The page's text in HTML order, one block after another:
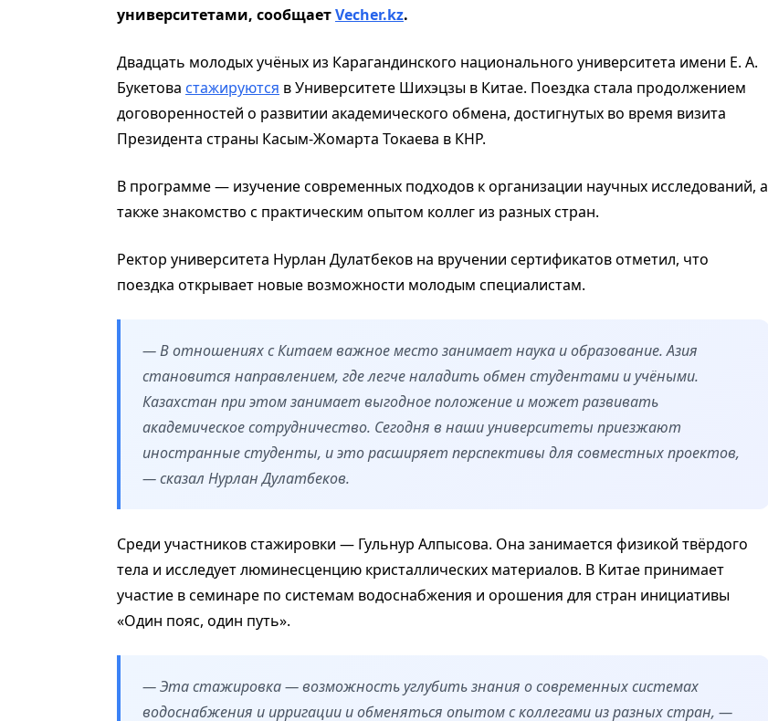
университетами, сообщаетVecher.kz.
Двадцать молодых учёных из Карагандинского национального университета имени Е. А.
Букетова стажируются в Университете Шихэцзы в Китае. Поездка стала продолжением
договоренностей о развитии академического обмена, достигнутых во время визита
Президента страны Касым-Жомарта Токаева в КНР.
В программе — изучение современных подходов к организации научных исследований, а
также знакомство с практическим опытом коллег из разных стран.
Ректор университета Нурлан Дулатбеков на вручении сертификатов отметил, что
поездка открывает новые возможности молодым специалистам.
— В отношениях с Китаем важное место занимает наука и образование. Азия
становится направлением, где легче наладить обмен студентами и учёными.
Казахстан при этом занимает выгодное положение и может развивать
академическое сотрудничество. Сегодня в наши университеты приезжают
иностранные студенты, и это расширяет перспективы для совместных проектов,
— сказал Нурлан Дулатбеков.
Среди участников стажировки — Гульнур Алпысова. Она занимается физикой твёрдого
тела и исследует люминесценцию кристаллических материалов. В Китае принимает
участие в семинаре по системам водоснабжения и орошения для стран инициативы
«Один пояс, один путь».
— Эта стажировка — возможность углубить знания о современных системах
водоснабжения и ирригации и обменяться опытом с коллегами из разных стран, —